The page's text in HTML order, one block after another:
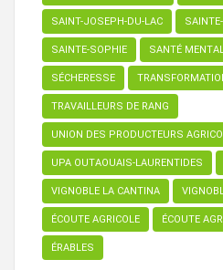
SAINT-JOSEPH-DU-LAC
SAINTE-SOPHIE SANTÉ
SÉCHERESSE
TRAVAILLEURS DE RANG
UNION DES PRODUCTEURS
UPA OUTAOUAIS-LAURENTIDES
VIGNOBLE LA CANTINA
ÉCOUTE AGRICOLE ÉCOUTE
ÉRABLES